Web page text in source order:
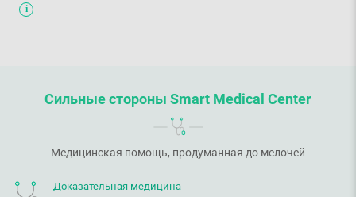
Сильные стороны Smart Medical Center
Медицинская помощь, продуманная до мелочей
Доказательная медицина